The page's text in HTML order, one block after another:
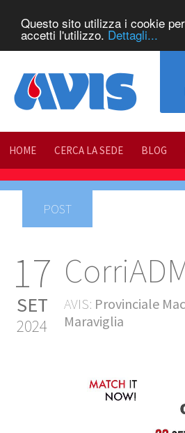
Questo sito utilizza i cookie
accetti l'utilizzo. Dettagli...
HOME CERCA LA SEDE BLOG
POST
17
SET
2024
AVIS: Provinciale
Maraviglia